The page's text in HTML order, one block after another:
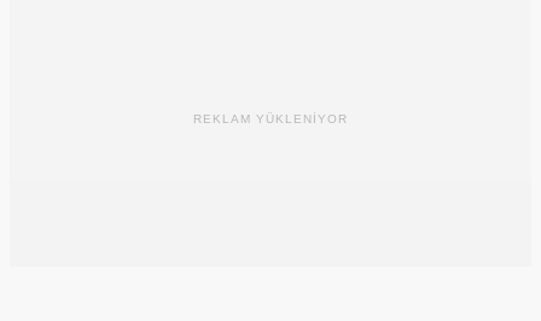
REKLAM YÜKLENİYOR